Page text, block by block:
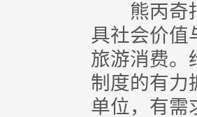
熊丙奇指
具社会价值
旅游消费。
制度的有力
单位，有需